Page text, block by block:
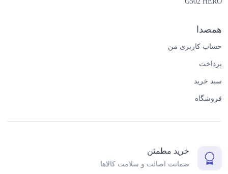
همصدا
حساب کاربری من
پرداخت
سبد خرید
فروشگاه
خرید مطمئن
ضمانت اصالت و سلامت کالاها